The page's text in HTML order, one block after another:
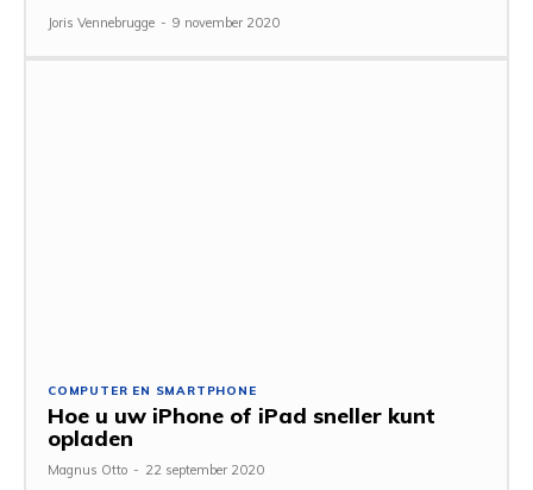
Joris Vennebrugge - 9 november 2020
COMPUTER EN SMARTPHONE
Hoe u uw iPhone of iPad sneller kunt
opladen
Magnus Otto - 22 september 2020